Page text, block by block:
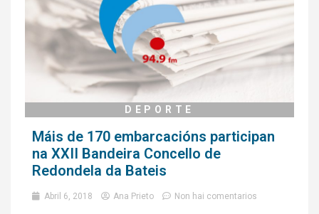
DEPORTE
Máis de 170 embarcacións participan
na XXII Bandeira Concello de
Redondela da Bateis
Abril 6, 2018 Ana Prieto Non hai comentarios